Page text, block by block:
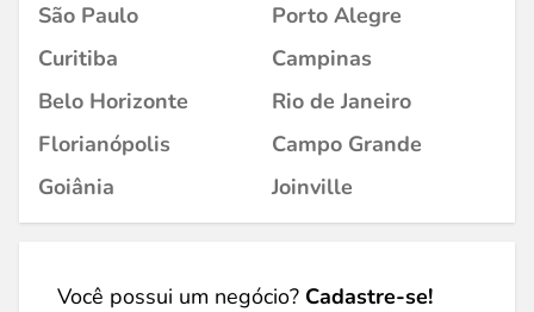
São Paulo
Porto Alegre
Curitiba
Campinas
Belo Horizonte
Rio de Janeiro
Florianópolis
Campo Grande
Goiânia
Joinville
Você possui um negócio? Cadastre-se!